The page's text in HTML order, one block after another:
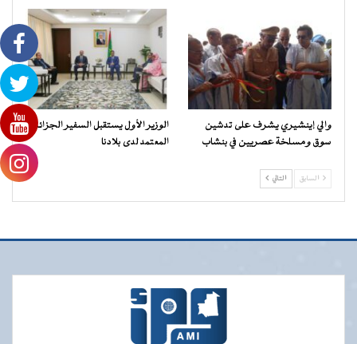
والي إينشيري يشرف على تدشين
سوق ومسلخة عصريين في بنشاب
الوزير الأول يستقبل السفير الجزائري
المعتمد لدى بلادنا
السابق التالي